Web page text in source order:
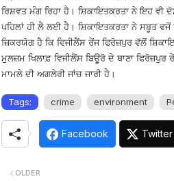
ਰਿਸ਼ਵਤ ਮੰਗ ਰਿਹਾ ਹੈ। ਸ਼ਿਕਾਇਤਕਰਤਾ ਨੇ ਇਹ
ਪਹਿਲਾਂ ਹੀ ਲੈ ਲਈ ਹੈ। ਸ਼ਿਕਾਇਤਕਰਤਾ ਨੇ ਸਬੂਤ ਵਜੋਂ
ਜ਼ਿਕਰਯੋਗ ਹੈ ਕਿ ਵਿਜੀਲੈਂਸ ਰੇਂਜ ਫਿਰੋਜ਼ਪੁਰ ਵੱਲੋਂ
ਮੁਲਜ਼ਮ ਖਿਲਾਫ਼ ਵਿਜੀਲੈਂਸ ਬਿਊਰੋ ਦੇ ਥਾਣਾ
ਮਾਮਲੇ ਦੀ ਅਗਲੇਰੀ ਜਾਂਚ ਜਾਰੀ ਹੈ।
Tags: crime environment
Facebook Twitter
OLDER